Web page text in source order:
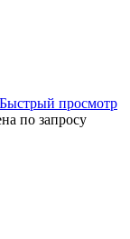
Быстрый просмотр
по запросу